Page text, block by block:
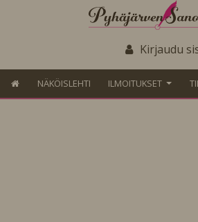
Kirjaudu
NÄKÖISLEHTI ILMOITUKSET